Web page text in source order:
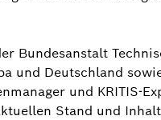
Bundesanstalt
und Deutschland
und KRITIS-
Stand und